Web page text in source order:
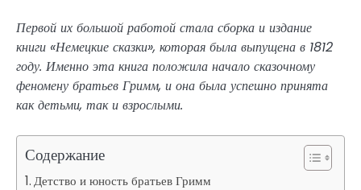
Первой их большой работой стала сборка и издание
книги «Немецкие сказки», которая была выпущена в 1812
году. Именно эта книга положила начало сказочному
феномену братьев Гримм, и она была успешно принята
как детьми, так и взрослыми.
Содержание
Детство и юность братьев Гримм